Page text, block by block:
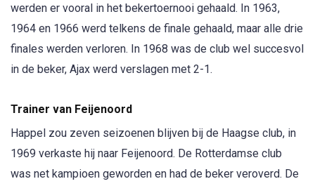
werden er vooral in het bekertoernooi gehaald. In 1963,
1964 en 1966 werd telkens de finale gehaald, maar alle drie
finales werden verloren. In 1968 was de club wel succesvol
in de beker, Ajax werd verslagen met 2-1.
Trainer van Feijenoord
Happel zou zeven seizoenen blijven bij de Haagse club, in
1969 verkaste hij naar Feijenoord. De Rotterdamse club
was net kampioen geworden en had de beker veroverd. De